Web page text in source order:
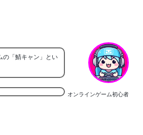
オンラインゲーム初心者
の「鯖キャン」とい